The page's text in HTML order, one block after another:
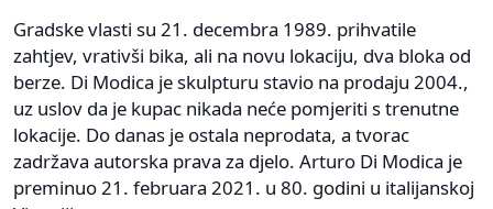
Gradske vlasti su 21. decembra 1989. prihvatile
zahtjev, vrativši bika, ali na novu lokaciju, dva bloka od
berze. Di Modica je skulpturu stavio na prodaju 2004.,
uz uslov da je kupac nikada neće pomjeriti s trenutne
lokacije. Do danas je ostala neprodata, a tvorac
zadržava autorska prava za djelo. Arturo Di Modica je
preminuo 21. februara 2021. u 80. godini u italijanskoj